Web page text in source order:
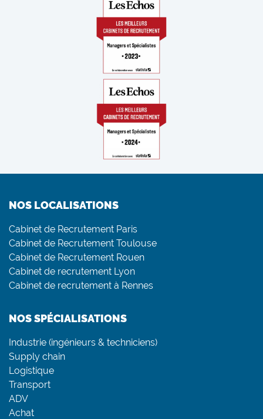
NOS LOCALISATIONS
Cabinet de Recrutement Paris
Cabinet de Recrutement Toulouse
Cabinet de Recrutement Rouen
Cabinet de recrutement Lyon
Cabinet de recrutement à Rennes
NOS SPÉCIALISATIONS
Industrie (ingénieurs & techniciens)
Supply chain
Logistique
Transport
ADV
Achat